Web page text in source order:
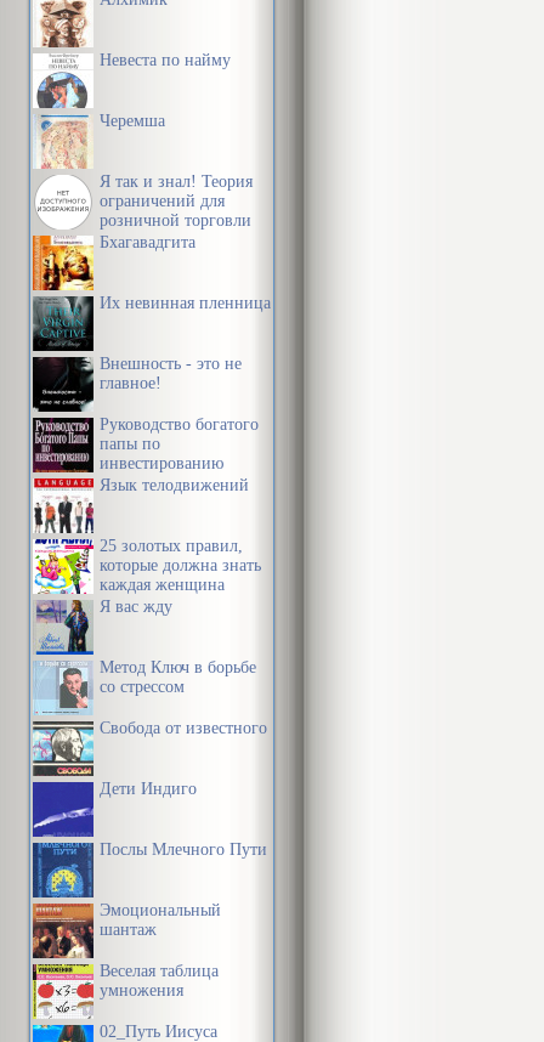
Невеста по найму
Черемша
Я так и знал! Теория
ограничений для
розничной торговли
Бхагавадгита
Их невинная пленница
Внешность - это не
главное!
Руководство богатого
папы по
инвестированию
Язык телодвижений
25 золотых правил,
которые должна знать
каждая женщина
Я вас жду
Метод Ключ в борьбе
со стрессом
Свобода от известного
Дети Индиго
Послы Млечного Пути
Эмоциональный
шантаж
Веселая таблица
умножения
02_Путь Иисуса